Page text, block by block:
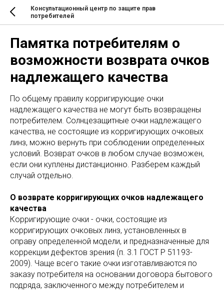
Консультационный центр по защите прав
потребителей
Памятка потребителям о
возможности возврата очков
надлежащего качества
По общему правилу корригирующие очки
надлежащего качества не могут быть возвращены
потребителем. Солнцезащитные очки надлежащего
качества, не состоящие из корригирующих очковых
линз, можно вернуть при соблюдении определенных
условий. Возврат очков в любом случае возможен,
если они куплены дистанционно. Разберем каждый
случай отдельно.
О возврате корригирующих очков надлежащего
качества
Корригирующие очки - очки, состоящие из
корригирующих очковых линз, установленных в
оправу определенной модели, и предназначенные для
коррекции дефектов зрения (п. 3.1 ГОСТ Р 51193-
2009). Чаще всего такие очки изготавливаются по
заказу потребителя на основании договора бытового
подряда, заключенного между потребителем и